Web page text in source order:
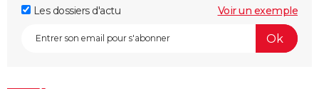
Les dossiers d'actu
Voir un exemple